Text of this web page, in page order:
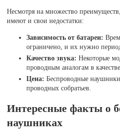
Несмотря на множество
имеют и свои недостатки:
Зависимость от батареи:
ограничено, и их нужно
Качество звука: Некоторые
проводным аналогам в
Цена: Беспроводные
проводных собратьев.
Интересные факты о
наушниках